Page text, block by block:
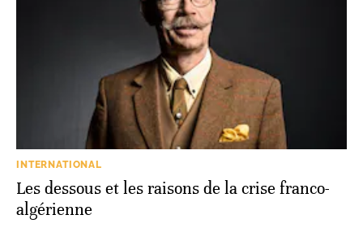
INTERNATIONAL
Les dessous et les raisons de la crise franco-
algérienne